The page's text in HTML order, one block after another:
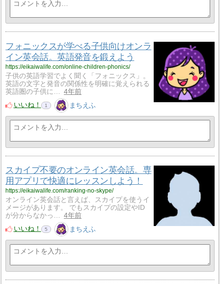
フォニックスが学べる子供向けオンラ
イン英会話。英語発音を鍛えよう
https://eikaiwalife.com/online-children-phonics/
子供の英語学習でよく聞く「フォニックス」。
英語の文字と発音の関係性を明確に覚えられる
英語圏の子供に…
4年前
いいね！
1 まちえふ
スカイプ不要のオンライン英会話。専
用アプリで快適にレッスンしよう！
https://eikaiwalife.com/ranking-no-skype/
オンライン英会話と言えば、スカイプを使うイ
メージがあります。 でもスカイプの設定やID
が分からなかっ…
4年前
いいね！
5 まちえふ